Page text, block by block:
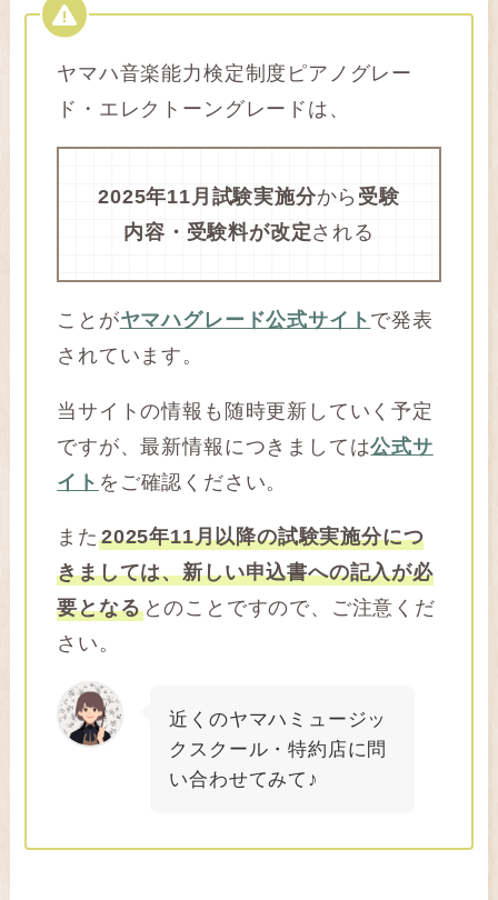
ヤマハ音楽能力検定制度ピアノグレー
ド・エレクトーングレードは、
2025年11月試験実施分から 受験
内容・受験料が改定される
ことがヤマハグレード公式サイト で発表
されています。
当サイトの情報も随時更新していく予定
ですが、最新情報につきましては公式サ
イト をご確認ください。
また 2025年11月以降の試験実施分につ
きましては、新しい申込書への記入が必
要となるとのことですので、ご注意くだ
さい。
近くのヤマハミュージッ
クスクール・特約店に問
い合わせてみて♪